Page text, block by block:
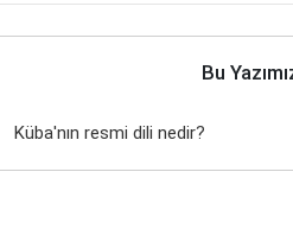
Bu
Küba'nın resmi dili nedir?